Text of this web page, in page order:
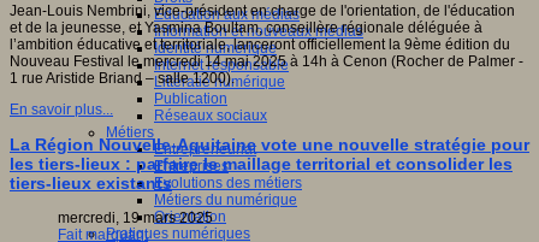
Education aux médias
Information et nouveaux médias
Identité numérique
Internet responsable
Littératie numérique
Publication
Réseaux sociaux
Métiers
Entrepreneuriat
Entreprises
Evolutions des métiers
Métiers du numérique
Orientation
Pratiques numériques
Jean-Louis Nembrini, vice-président en charge de l'orientation, de l'éducation
et de la jeunesse, et Yasmina Boultam, conseillère régionale déléguée à
l’ambition éducative et territoriale, lanceront officiellement la 9ème édition du
Nouveau Festival le mercredi 14 mai 2025 à 14h à Cenon (Rocher de Palmer -
1 rue Aristide Briand – salle 1200).
En savoir plus...
La Région Nouvelle-Aquitaine vote une nouvelle stratégie pour
les tiers-lieux : parfaire le maillage territorial et consolider les
tiers-lieux existants
mercredi, 19 mars 2025
Fait marquant